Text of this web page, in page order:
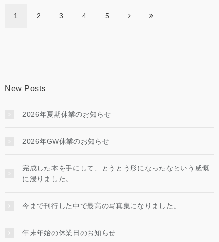
1 2 3 4 5
New Posts
2026年夏期休業のお知らせ
2026年GW休業のお知らせ
完成した本を手にして、とうとう形になったなという感慨
に浸りました。
今まで刊行した中で最高の写真集になりました。
年末年始の休業日のお知らせ